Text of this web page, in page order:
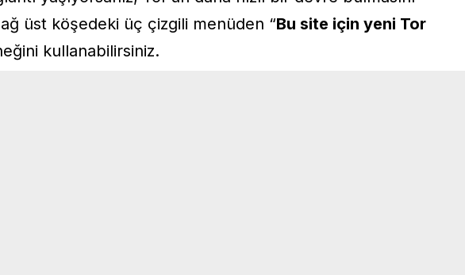
üst köşedeki üç çizgili menüden “Bu site için yeni Tor
kullanabilirsiniz.